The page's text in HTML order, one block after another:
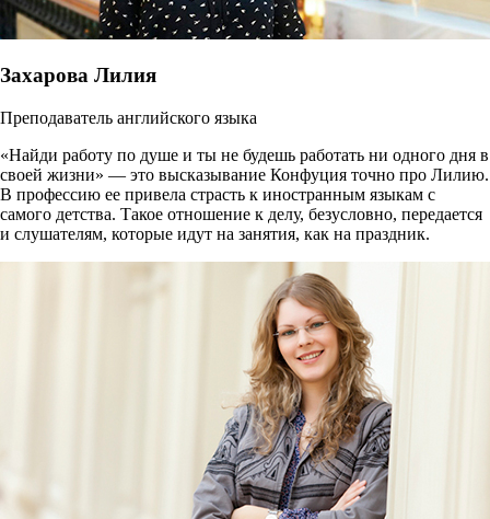
Захарова Лилия
Преподаватель английского языка
«Найди работу по душе и ты не будешь работать ни одного дня в
своей жизни» — это высказывание Конфуция точно про Лилию.
В профессию ее привела страсть к иностранным языкам с
самого детства. Такое отношение к делу, безусловно, передается
и слушателям, которые идут на занятия, как на праздник.